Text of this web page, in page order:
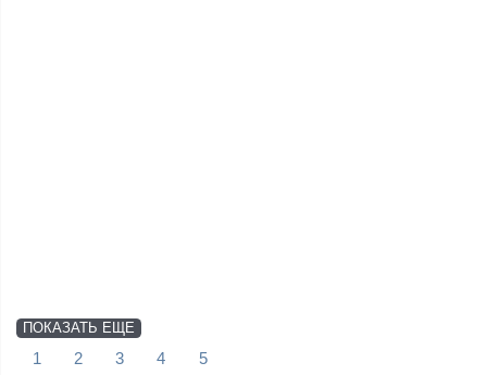
ПОКАЗАТЬ ЕЩЕ
1 2 3 4 5